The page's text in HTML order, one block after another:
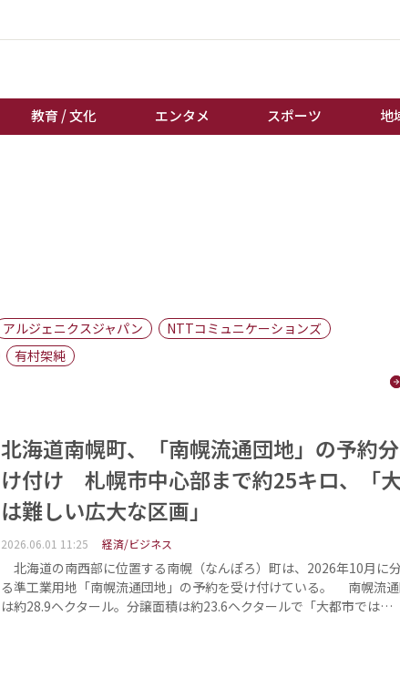
教育 / 文化 エンタメ スポーツ 地
地域
キーパーソン
棋王戦
アルジェニクスジャパン
NTTコミュニケーションズ
有村架純
北海道南幌町、「南幌流通団地」の予約
け付け 札幌市中心部まで約25キロ、「
は難しい広大な区画」
2026.06.01 11:25 経済/ビジネス
北海道の南西部に位置する南幌（なんぽろ）町は、2026年10月に
る準工業用地「南幌流通団地」の予約を受け付けている。 南幌流
は約28.9ヘクタール。分譲面積は約23.6ヘクタールで「大都市では…